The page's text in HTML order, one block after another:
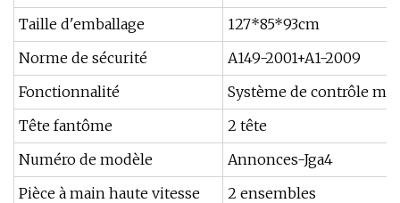
Taille d'emballage
127*85*93cm
Norme de sécurité
A149-2001+A1-2009
Fonctionnalité
Système de contrôle
Tête fantôme
2 tête
Numéro de modèle
Annonces-Jga4
Pièce à main haute vitesse
2 ensembles